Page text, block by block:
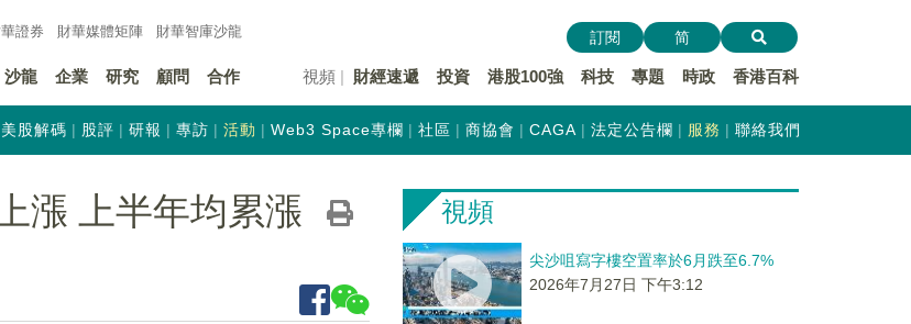
證券 財華媒體矩陣 財華智庫沙龍
沙龍 企業 研究 顧問 合作 視頻 財經速遞 投資 港股100強 科技 專題 時政 香港百科
訂閱 简
美股解碼 股評 研報 專訪 活動 Web3 Space專欄 社區 商協會 CAGA 法定公告欄 服務 聯絡我們
漲 上半年均累漲
視頻
尖沙咀寫字樓空置率於6月跌至6.7%
2026年7月27日 下午3:12